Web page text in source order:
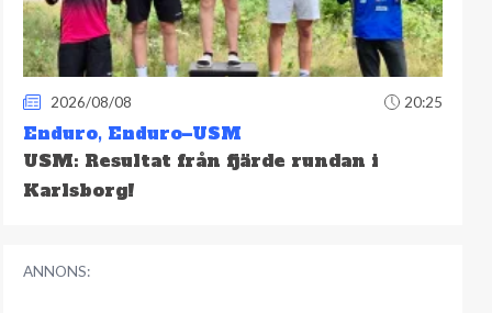
2026/08/08 20:25
Enduro, Enduro–USM
USM: Resultat från fjärde rundan i
Karlsborg!
ANNONS: